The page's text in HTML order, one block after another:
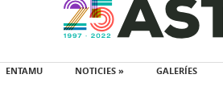
ENTAMU NOTICIES » GALERÍES